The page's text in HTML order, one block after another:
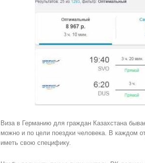
Виза в Германию для граждан Казахстана
можно и по цели поездки человека. В каждом
иметь свою специфику.